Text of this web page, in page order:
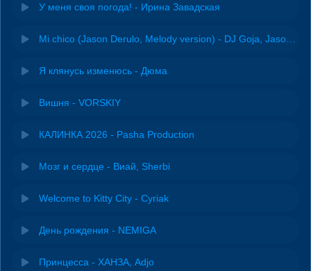
У меня своя погода! - Ирина Завадская
Я клянусь изменюсь - Дюма
Вишня - VORSKIY
КАЛИНКА 2026 - Pasha Production
Мозг и сердце - Виай, Sherbi
Welcome to Kitty City - Cyriak
День рождения - NEMIGA
Принцесса - ХАНЗА, Adjo